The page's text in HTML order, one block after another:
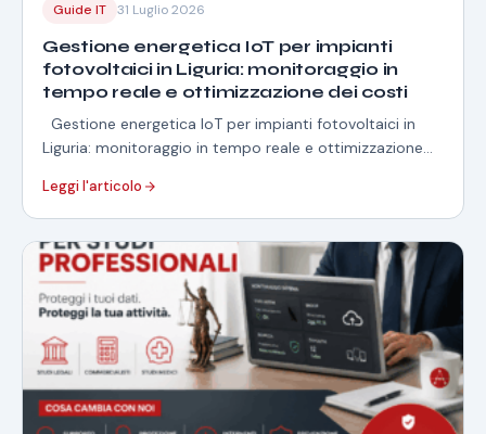
Guide IT 31 Luglio 2026
Gestione energetica IoT per impianti
fotovoltaici in Liguria: monitoraggio in
tempo reale e ottimizzazione dei costi
Gestione energetica IoT per impianti fotovoltaici in
Liguria: monitoraggio in tempo reale e ottimizzazione
Leggi l'articolo